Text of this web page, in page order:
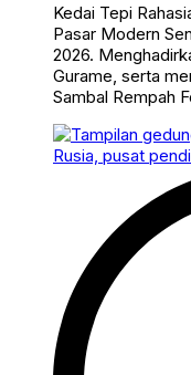
Kedai Tepi
Pasar Modern
2026.
Gurame, serta
Sambal Rempah